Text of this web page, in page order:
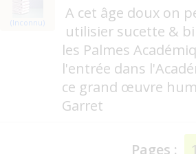
(Inconnu)
A cet âge doux on
utilisier sucette &
les Palmes
l'entrée dans
ce grand œuvre
Garret
Pages : 1